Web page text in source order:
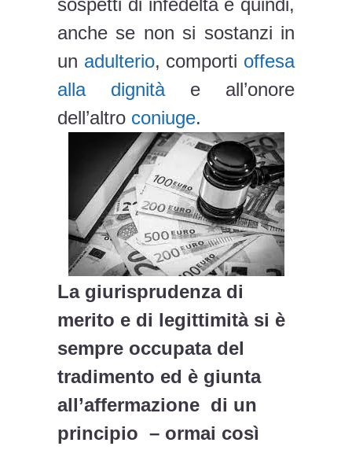
sospetti di infedeltà e quindi,
anche se non si sostanzi in
un adulterio, comporti offesa
alla dignitàe all’onore
dell’altro coniuge.
La giurisprudenza di
merito e di legittimità si è
sempre occupata del
tradimento ed è giunta
all’affermazione di un
principio – ormai così